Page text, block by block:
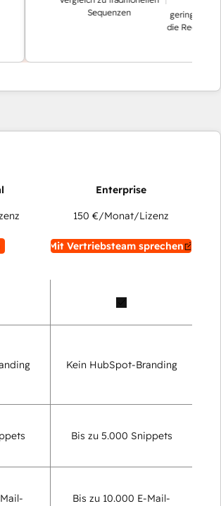
Sequenzen
geringerer
die Recherche von
150 €/Monat/Lizenz
Mit Vertriebsteam sprechen
Kein HubSpot-Branding
Bis zu 5.000 Snippets
Bis zu 10.000 E-Mail-